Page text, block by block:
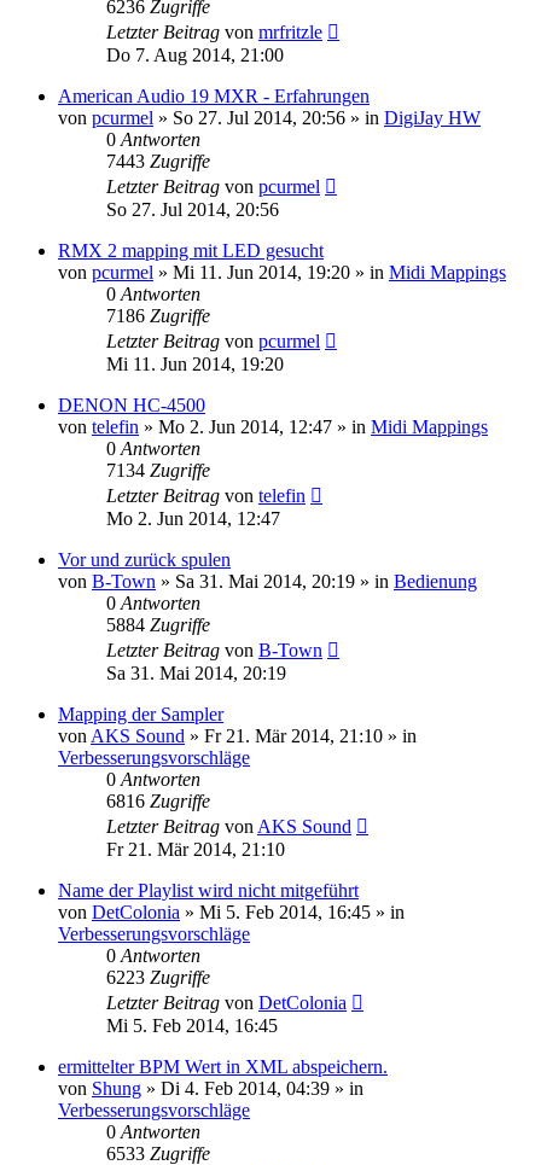
6236 Zugriffe
Letzter Beitrag von mrfritzle
Do 7. Aug 2014, 21:00
American Audio 19 MXR - Erfahrungen
von pcurmel » So 27. Jul 2014, 20:56 » in DigiJay HW
0 Antworten
7443 Zugriffe
Letzter Beitrag von pcurmel
So 27. Jul 2014, 20:56
RMX 2 mapping mit LED gesucht
von pcurmel » Mi 11. Jun 2014, 19:20 » in Midi Mappings
0 Antworten
7186 Zugriffe
Letzter Beitrag von pcurmel
Mi 11. Jun 2014, 19:20
DENON HC-4500
von telefin » Mo 2. Jun 2014, 12:47 » in Midi Mappings
0 Antworten
7134 Zugriffe
Letzter Beitrag von telefin
Mo 2. Jun 2014, 12:47
Vor und zurück spulen
von B-Town » Sa 31. Mai 2014, 20:19 » in Bedienung
0 Antworten
5884 Zugriffe
Letzter Beitrag von B-Town
Sa 31. Mai 2014, 20:19
Mapping der Sampler
von AKS Sound » Fr 21. Mär 2014, 21:10 » in
Verbesserungsvorschläge
0 Antworten
6816 Zugriffe
Letzter Beitrag von AKS Sound
Fr 21. Mär 2014, 21:10
Name der Playlist wird nicht mitgeführt
von DetColonia » Mi 5. Feb 2014, 16:45 » in
Verbesserungsvorschläge
0 Antworten
6223 Zugriffe
Letzter Beitrag von DetColonia
Mi 5. Feb 2014, 16:45
ermittelter BPM Wert in XML abspeichern.
von Shung » Di 4. Feb 2014, 04:39 » in
Verbesserungsvorschläge
0 Antworten
6533 Zugriffe